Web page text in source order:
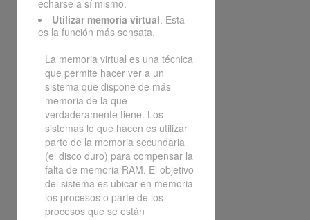
echarse a sí mismo.
Utilizar memoria virtual. Esta
es la función más sensata.
La memoria virtual es una técnica
que permite hacer ver a un
sistema que dispone de más
memoria de la que
verdaderamente tiene. Los
sistemas lo que hacen es utilizar
parte de la memoria secundaria
(el disco duro) para compensar la
falta de memoria RAM. El objetivo
del sistema es ubicar en memoria
los procesos o parte de los
procesos que se están